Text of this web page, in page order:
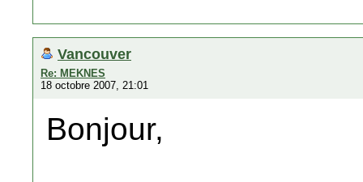
Vancouver
Re: MEKNES
18 octobre 2007, 21:01
Bonjour,